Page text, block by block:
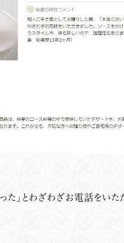
」とわざわざお電話をいた